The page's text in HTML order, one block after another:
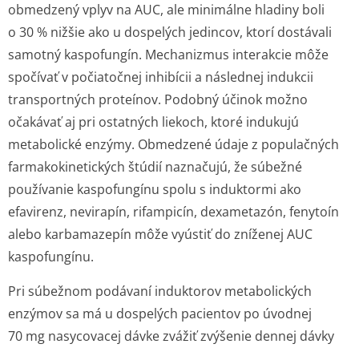
obmedzený vplyv na AUC, ale minimálne hladiny boli
o 30 % nižšie ako u dospelých jedincov, ktorí dostávali
samotný kaspofungín. Mechanizmus interakcie môže
spočívať v počiatočnej inhibícii a následnej indukcii
transportných proteínov. Podobný účinok možno
očakávať aj pri ostatných liekoch, ktoré indukujú
metabolické enzýmy. Obmedzené údaje z populačných
farmakokinetických štúdií naznačujú, že súbežné
používanie kaspofungínu spolu s induktormi ako
efavirenz, nevirapín, rifampicín, dexametazón, fenytoín
alebo karbamazepín môže vyústiť do zníženej AUC
kaspofungínu.
Pri súbežnom podávaní induktorov metabolických
enzýmov sa má u dospelých pacientov po úvodnej
70 mg nasycovacej dávke zvážiť zvýšenie dennej dávky